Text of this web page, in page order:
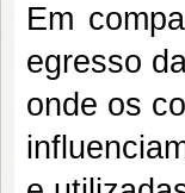
Em
egresso
onde os